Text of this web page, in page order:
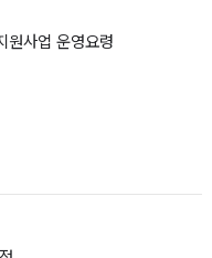
원사업 운영요령